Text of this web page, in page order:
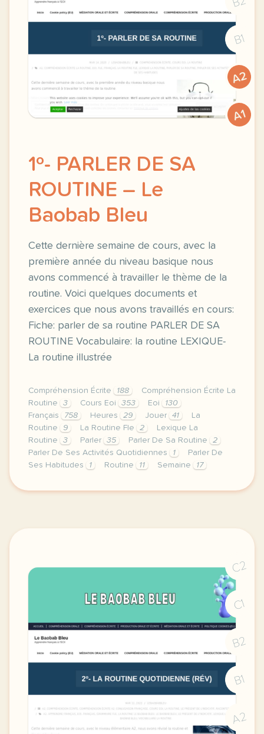
B1
A2
A1
1º- PARLER DE SA
ROUTINE – Le
Baobab Bleu
Cette dernière semaine de cours, avec la
première année du niveau basique nous
avons commencé à travailler le thème de la
routine. Voici quelques documents et
exercices que nous avons travaillés en cours:
Fiche: parler de sa routine PARLER DE SA
ROUTINE Vocabulaire: la routine LEXIQUE-
La routine illustrée
Compréhension Écrite 188
Compréhension Écrite La
Routine
3 Cours Eoi 353 Eoi
130
Français
758 Heures 29 Jouer 41
La
Routine
9 La Routine Fle 2
Lexique La
Routine
3 Parler 35 Parler De Sa Routine
2
Parler De Ses Activités Quotidiennes
1
Parler De
Ses Habitudes
1 Routine 11 Semaine 17
image pixabay comcette derniere semaine de
C2
C1
B2
B1
A2